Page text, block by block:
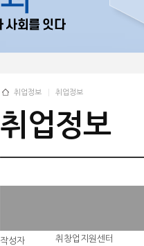
취업정보 취업정보
취업정보
작성자 취창업지원센터